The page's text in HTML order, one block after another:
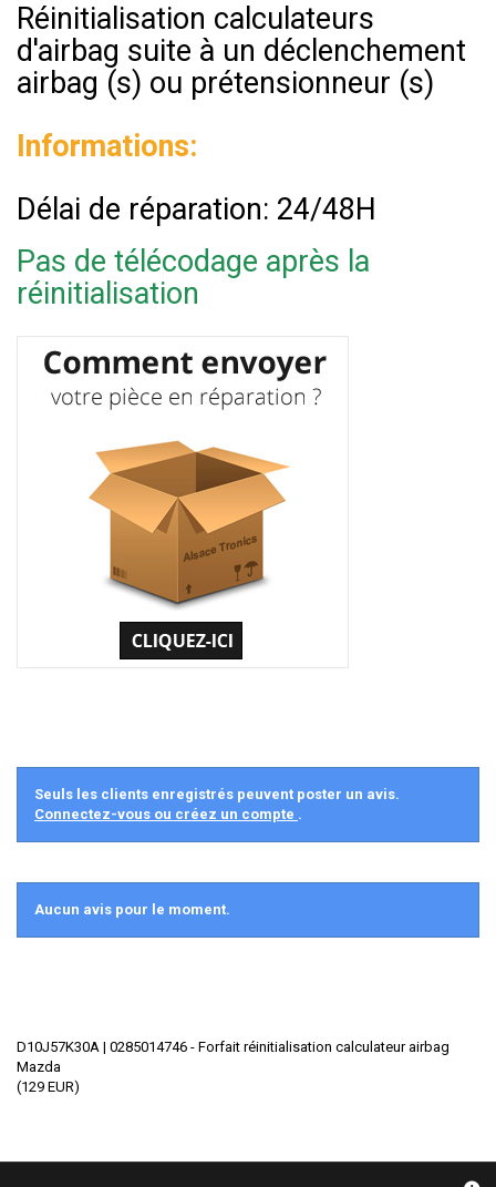
Réinitialisation calculateurs
d'airbag suite à un déclenchement
airbag (s) ou prétensionneur (s)
Informations:
Délai de réparation: 24/48H
Pas de télécodage après la
réinitialisation
Seuls les clients enregistrés peuvent poster un avis.
Connectez-vous ou créez un compte .
Aucun avis pour le moment.
D10J57K30A | 0285014746 - Forfait réinitialisation calculateur airbag
Mazda
(129 EUR)